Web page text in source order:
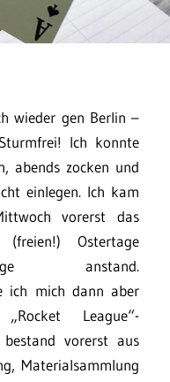
wieder gen Berlin –
Ich konnte
abends zocken und
einlegen. Ich kam
vorerst das
Ostertage
anstand.
ich mich dann aber
League“-
vorerst aus
Materialsammlung